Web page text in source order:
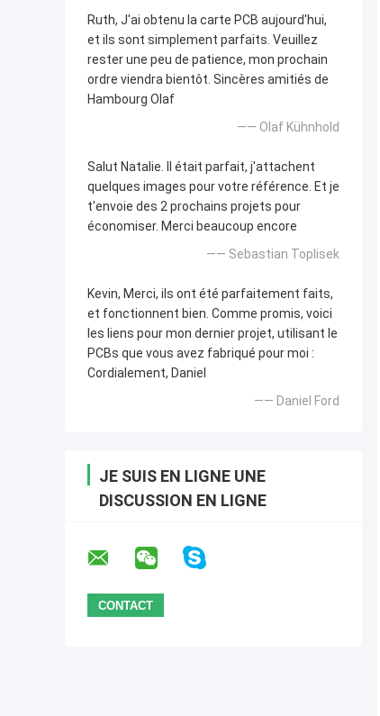
Ruth, J'ai obtenu la carte PCB aujourd'hui,
et ils sont simplement parfaits. Veuillez
rester une peu de patience, mon prochain
ordre viendra bientôt. Sincères amitiés de
Hambourg Olaf
—— Olaf Kühnhold
Salut Natalie. Il était parfait, j'attachent
quelques images pour votre référence. Et je
t'envoie des 2 prochains projets pour
économiser. Merci beaucoup encore
—— Sebastian Toplisek
Kevin, Merci, ils ont été parfaitement faits,
et fonctionnent bien. Comme promis, voici
les liens pour mon dernier projet, utilisant le
PCBs que vous avez fabriqué pour moi :
Cordialement, Daniel
—— Daniel Ford
JE SUIS EN LIGNE UNE
DISCUSSION EN LIGNE